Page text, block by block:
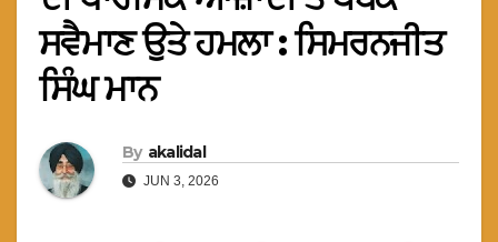
ਸਵੈਮਾਣ ਉਤੇ ਹਮਲਾ : ਸਿਮਰਨਜੀਤ
ਸਿੰਘ ਮਾਨ
By akalidal
JUN 3, 2026